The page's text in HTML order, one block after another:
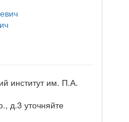
институт им. П.А.
д.3 уточняйте